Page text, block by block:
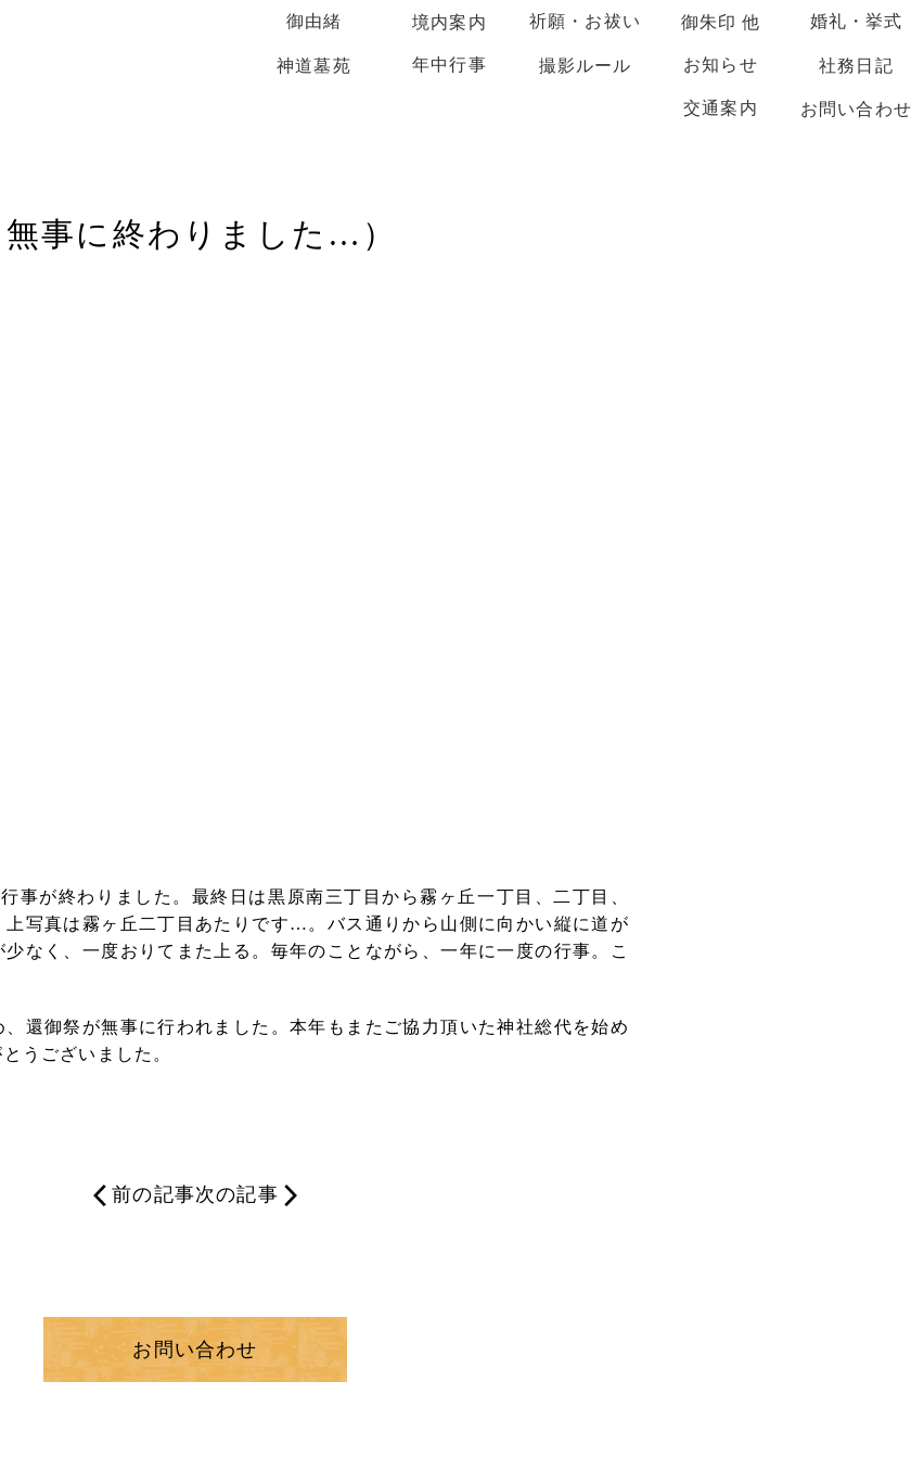
御由緒 境内案内 祈願・お祓い 御朱印 他 婚礼・挙式
神道墓苑 年中行事 撮影ルール お知らせ 社務日記
交通案内 お問い合わせ
事に終わりました…）
事が終わりました。最終日は黒原南三丁目から霧ヶ丘一丁目、二丁目、
写真は霧ヶ丘二丁目あたりです…。バス通りから山側に向かい縦に道が
なく、一度おりてまた上る。毎年のことながら、一年に一度の行事。こ
還御祭が無事に行われました。本年もまたご協力頂いた神社総代を始め
うございました。
前の記事次の記事
お問い合わせ